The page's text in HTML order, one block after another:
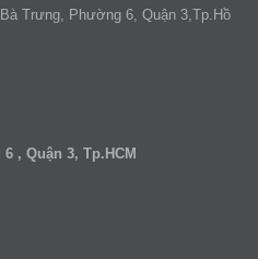
Trưng, Phường 6, Quận 3,Tp.Hồ
, Quận 3, Tp.HCM